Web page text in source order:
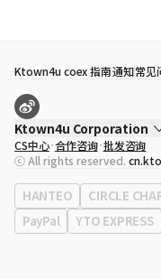
Ktown4u coex 指南通知常见
Ktown4u Corporation
代表
宋効珉
营业执照 120-87-71116
公司地址 首尔特别市 江南区
CS中心 合作咨询 批发咨询
ⓒ All rights reserved.
HANTEO CIRCLE
PayPal
YTO EXPRESS